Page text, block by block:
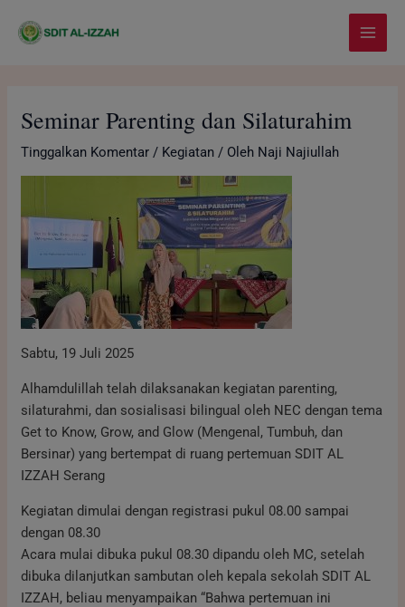
Main
Menu
Seminar Parenting dan Silaturahim
Tinggalkan Komentar / Kegiatan / Oleh Naji Najiullah
Sabtu, 19 Juli 2025
Alhamdulillah telah dilaksanakan kegiatan parenting,
silaturahmi, dan sosialisasi bilingual oleh NEC dengan tema
Get to Know, Grow, and Glow (Mengenal, Tumbuh, dan
Bersinar) yang bertempat di ruang pertemuan SDIT AL
IZZAH Serang
Kegiatan dimulai dengan registrasi pukul 08.00 sampai
dengan 08.30
Acara mulai dibuka pukul 08.30 dipandu oleh MC, setelah
dibuka dilanjutkan sambutan oleh kepala sekolah SDIT AL
IZZAH, beliau menyampaikan “Bahwa pertemuan ini